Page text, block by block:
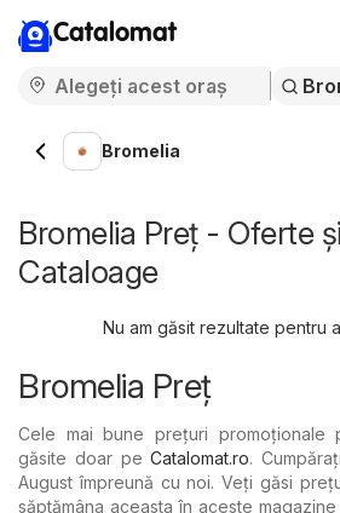
Catalomat
Bromelia
Bromelia Preț - Oferte
Cataloage
Nu am găsit rezultate pentru
Bromelia Preț
Cele mai bune prețuri promoționale
găsite doar peCatalomat.ro.
August împreună cu noi. Veți găsi
săptămâna aceasta în aceste